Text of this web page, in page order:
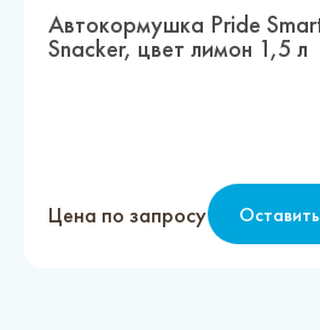
Автокормушка Pride
Snacker, цвет лимон 1,5 л
Цена по запросу